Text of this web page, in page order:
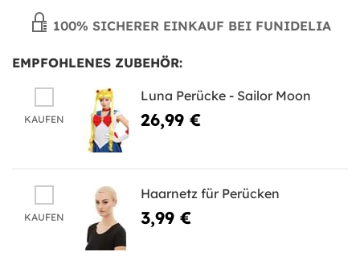
100% SICHERER EINKAUF BEI FUNIDELIA
EMPFOHLENES ZUBEHÖR:
KAUFEN
Luna Perücke - Sailor Moon
26,99 €
KAUFEN
Haarnetz für Perücken
3,99 €